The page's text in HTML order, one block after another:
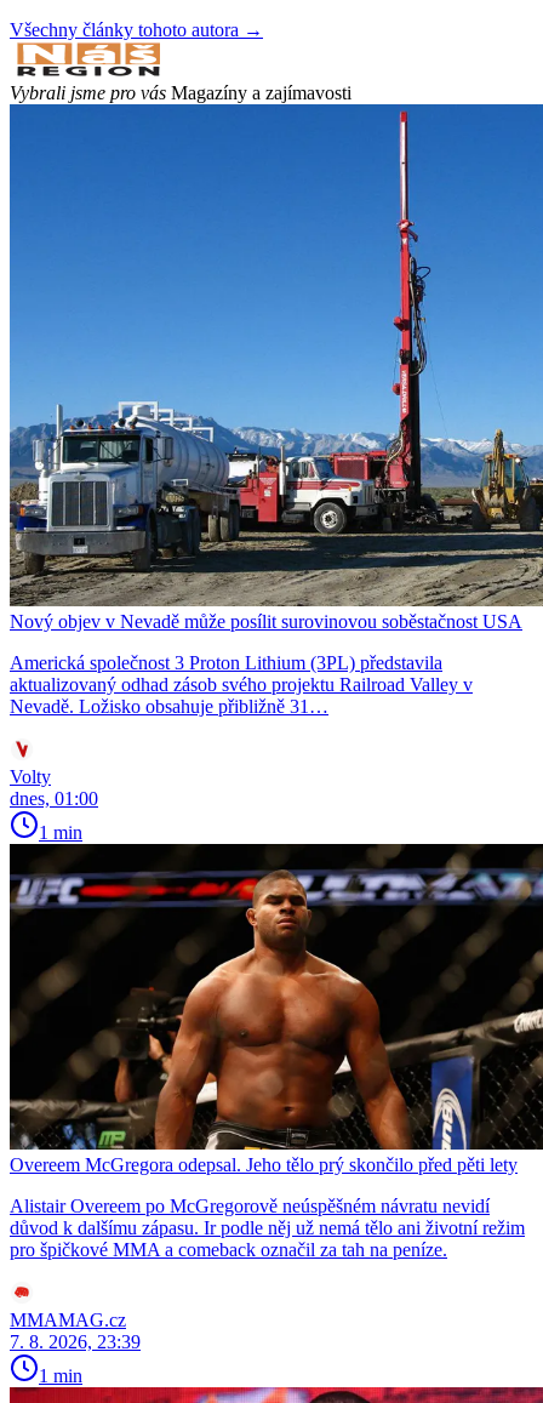
Všechny články tohoto autora →
Vybrali jsme pro vás Magazíny a zajímavosti
Nový objev v Nevadě může posílit surovinovou soběstačnost USA
Americká společnost 3 Proton Lithium (3PL) představila
aktualizovaný odhad zásob svého projektu Railroad Valley v
Nevadě. Ložisko obsahuje přibližně 31…
Volty
dnes, 01:00
1 min
Overeem McGregora odepsal. Jeho tělo prý skončilo před pěti lety
Alistair Overeem po McGregorově neúspěšném návratu nevidí
důvod k dalšímu zápasu. Ir podle něj už nemá tělo ani životní režim
pro špičkové MMA a comeback označil za tah na peníze.
MMAMAG.cz
7. 8. 2026, 23:39
1 min